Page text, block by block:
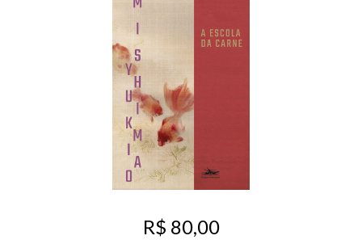
R$ 80,00